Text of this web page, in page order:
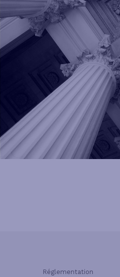
Réglementation